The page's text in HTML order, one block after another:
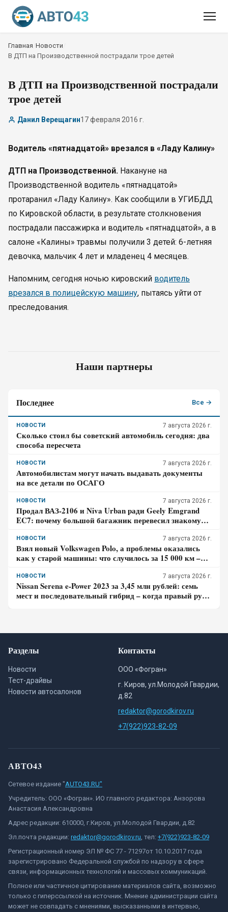
Главная Новости
В ДТП на Производственной пострадали трое детей
В ДТП на Производственной пострадали
трое детей
Данил Верещагин17 февраля 2016 г.
Водитель «пятнадцатой» врезался в «Ладу Калину»
ДТП на Производственной. Накануне на
Производственной водитель «пятнадцатой»
протаранил «Ладу Калину». Как сообщили в УГИБДД
по Кировской области, в результате столкновения
пострадали пассажирка и водитель «пятнадцатой», а в
салоне «Калины» травмы получили 3 детей: 6-летняя
девочка, мальчик 4 лет и младенец 4 месяцев.
Напомним, сегодня ночью кировский водитель
врезался в полицейскую машину, пытаясь уйти от
преследования.
Наши партнеры
Последнее Все →
НОВОСТИ 7 августа 2026 г.
Сколько стоил бы советский автомобиль сегодня: два
способа пересчета
НОВОСТИ 7 августа 2026 г.
Автомобилистам могут начать выдавать документы
на все детали по ОСАГО
НОВОСТИ 7 августа 2026 г.
Продал ВАЗ-2106 и Niva Urban ради Geely Emgrand
EC7: почему большой багажник перевесил знакомую
НОВОСТИ 7 августа 2026 г.
Взял новый Volkswagen Polo, а проблемы оказались
как у старой машины: что случилось за 15 000 км –
НОВОСТИ 7 августа 2026 г.
Nissan Serena e-Power 2023 за 3,45 млн рублей: семь
мест и последовательный гибрид – когда правый руль
Разделы
Новости
Тест-драйвы
Новости автосалонов
Контакты
ООО «Фогран»
г. Киров, ул.Молодой Гвардии,
д.82
redaktor@gorodkirov.ru
+7(922)923-82-09
АВТО43
Сетевое издание "AUTO43.RU"
Учредитель: ООО «Фогран». ИО главного редактора: Анзорова
Анастасия Александровна
Адрес редакции: 610000, г.Киров, ул.Молодой Гвардии, д.82
Эл.почта редакции: redaktor@gorodkirov.ru, тел: +7(922)923-82-09
Регистрационный номер ЭЛ № ФС 77 - 71297от 10.10.2017 года
зарегистрировано Федеральной службой по надзору в сфере
связи, информационных технологий и массовых коммуникаций.
Полное или частичное цитирование материалов сайта, возможно
только с гиперссылкой на источник. Мнение администрации сайта
может не совпадать с мнениями, высказанными в интервью,